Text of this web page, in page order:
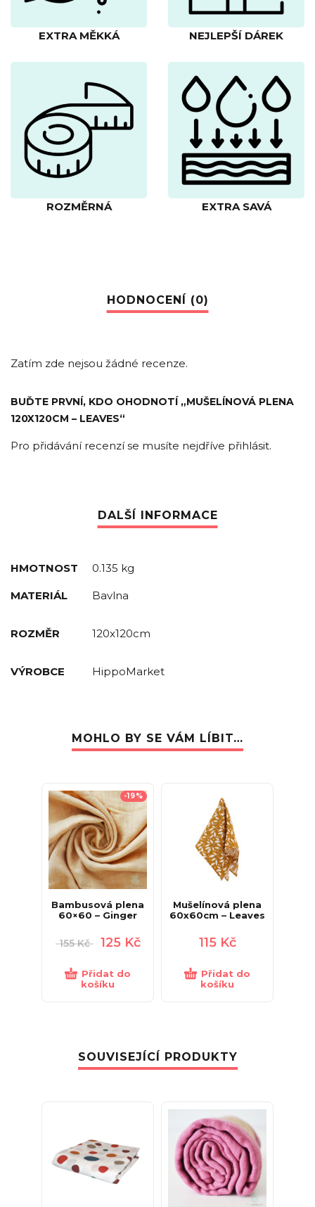
EXTRA MĚKKÁ NEJLEPŠÍ DÁREK
ROZMĚRNÁ EXTRA SAVÁ
Zatím zde nejsou žádné recenze.
BUĎTE PRVNÍ, KDO OHODNOTÍ „MUŠELÍNOVÁ PLENA
120X120CM – LEAVES“
Pro přidávání recenzí se musíte nejdříve přihlásit.
HMOTNOST 0.135 kg
MATERIÁL Bavlna
ROZMĚR 120x120cm
VÝROBCE HippoMarket
MOHLO BY SE VÁM LÍBIT…
-19%
Bambusová plena
60×60 – Ginger
155Kč 125 Kč
Přidat do
košíku
Mušelínová plena
60x60cm – Leaves
115 Kč
Přidat do
košíku
SOUVISEJÍCÍ PRODUKTY